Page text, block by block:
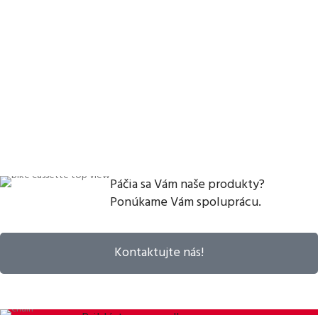
Páčia sa Vám naše produkty?
Ponúkame Vám spoluprácu.
Kontaktujte nás!